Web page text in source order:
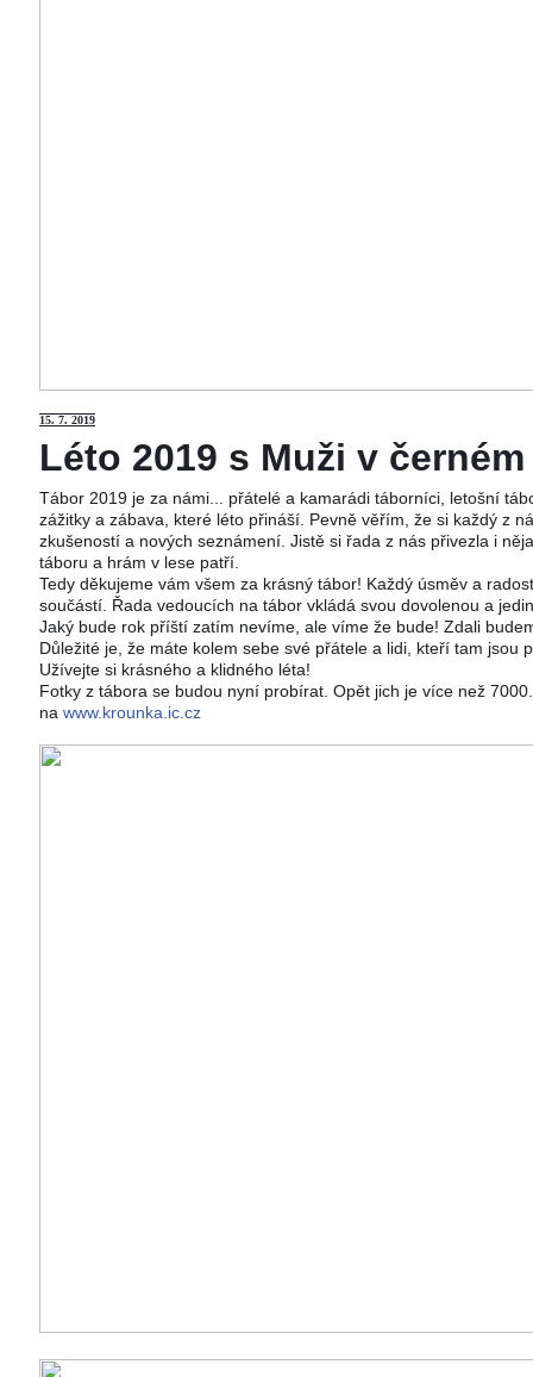
15. 7. 2019
Léto 2019 s Muži v
Tábor 2019 je za námi... přátelé a kamarádi táborníci, letošní
zážitky a zábava, které léto přináší. Pevně věřím, že si každý z
zkušeností a nových seznámení. Jistě si řada z nás přivezla i
táboru a hrám v lese patří.
Tedy děkujeme vám všem za krásný tábor! Každý úsměv a
součástí. Řada vedoucích na tábor vkládá svou dovolenou a
Jaký bude rok příští zatím nevíme, ale víme že bude! Zdali
Důležité je, že máte kolem sebe své přátele a lidi, kteří tam jsou
Užívejte si krásného a klidného léta!
Fotky z tábora se budou nyní probírat. Opět jich je více než
na www.krounka.ic.cz